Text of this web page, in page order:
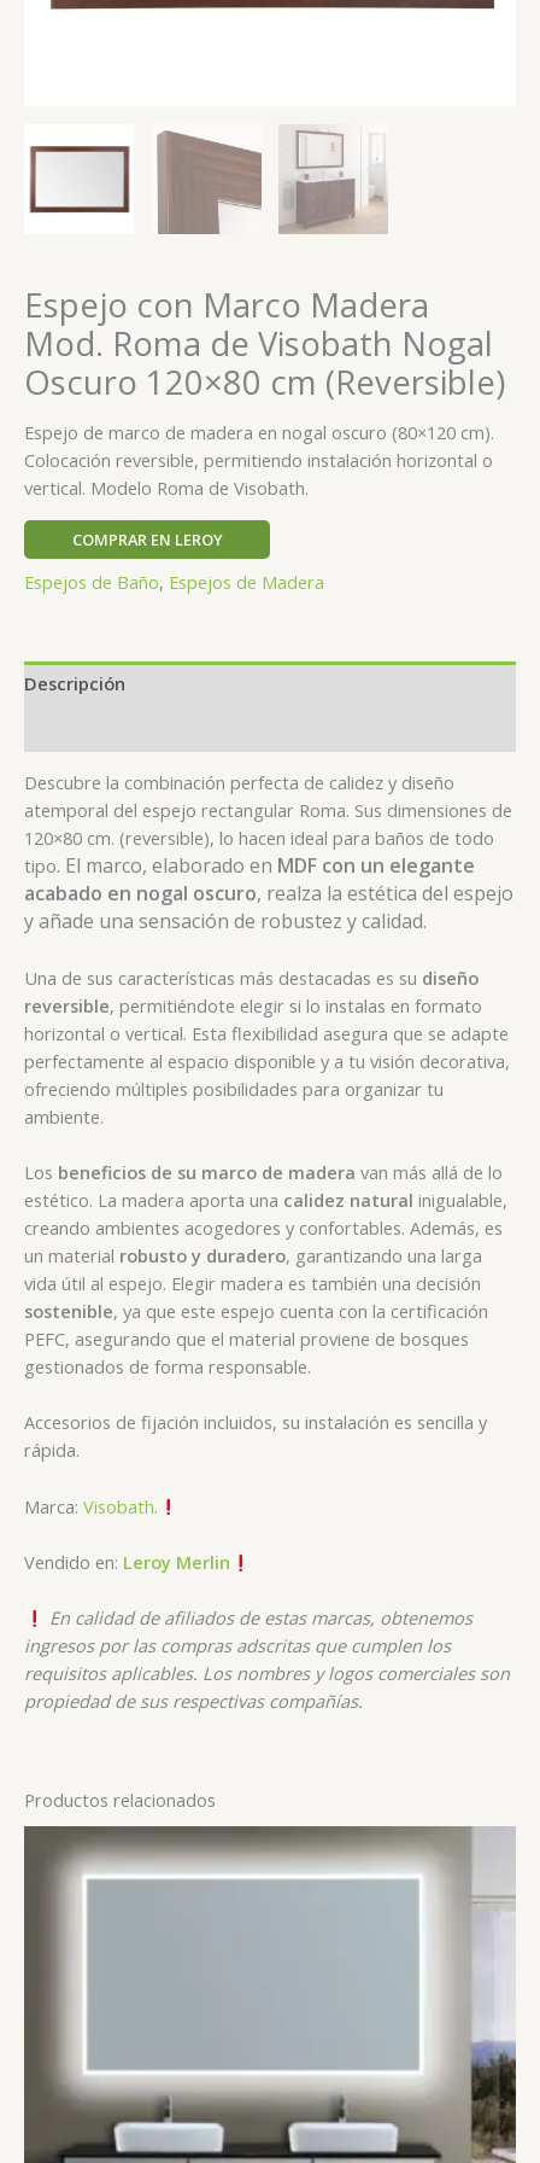
Espejo con Marco Madera
Mod. Roma de Visobath Nogal
Oscuro 120×80 cm (Reversible)
Espejo de marco de madera en nogal oscuro (80×120 cm).
Colocación reversible, permitiendo instalación horizontal o
vertical. Modelo Roma de Visobath.
COMPRAR EN LEROY
Espejos de Baño, Espejos de Madera
Descripción
Descubre la combinación perfecta de calidez y diseño
atemporal del espejo rectangular Roma. Sus dimensiones de
120×80 cm. (reversible), lo hacen ideal para baños de todo
tipo. El marco, elaborado en MDF con un elegante
acabado en nogal oscuro, realza la estética del espejo
y añade una sensación de robustez y calidad.
Una de sus características más destacadas es su diseño
reversible, permitiéndote elegir si lo instalas en formato
horizontal o vertical. Esta flexibilidad asegura que se adapte
perfectamente al espacio disponible y a tu visión decorativa,
ofreciendo múltiples posibilidades para organizar tu
ambiente.
Los beneficios de su marco de madera van más allá de lo
estético. La madera aporta una calidez natural inigualable,
creando ambientes acogedores y confortables. Además, es
un material robusto y duradero, garantizando una larga
vida útil al espejo. Elegir madera es también una decisión
sostenible, ya que este espejo cuenta con la certificación
PEFC, asegurando que el material proviene de bosques
gestionados de forma responsable.
Accesorios de fijación incluidos, su instalación es sencilla y
rápida.
Marca: Visobath.
Vendido en: Leroy Merlin
En calidad de afiliados de estas marcas, obtenemos
ingresos por las compras adscritas que cumplen los
requisitos aplicables. Los nombres y logos comerciales son
propiedad de sus respectivas compañías.
Productos relacionados